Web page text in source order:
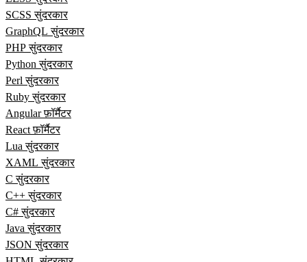
SCSS सुंदरकार
GraphQL सुंदरकार
PHP सुंदरकार
Python सुंदरकार
Perl सुंदरकार
Ruby सुंदरकार
Angular फ़ॉर्मैटर
React फ़ॉर्मैटर
Lua सुंदरकार
XAML सुंदरकार
C सुंदरकार
C++ सुंदरकार
C# सुंदरकार
Java सुंदरकार
JSON सुंदरकार